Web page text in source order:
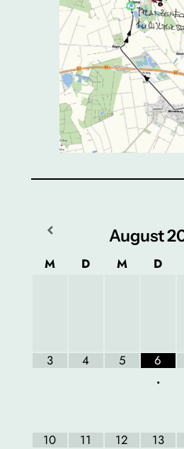
August
M D M D
3 4 5
6
•
10 11 12 13